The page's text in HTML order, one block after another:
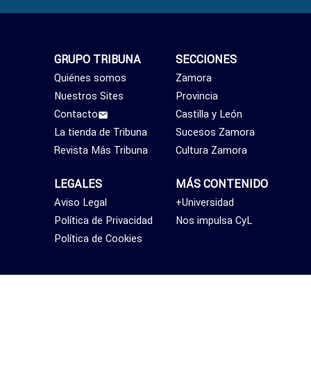
SECCIONES
Zamora
Provincia
Castilla y León
Sucesos Zamora
Cultura Zamora
MÁS CONTENIDO
+Universidad
Nos impulsa CyL
GRUPO TRIBUNA
Quiénes somos
Nuestros Sites
Contacto
La tienda de Tribuna
Revista Más Tribuna
LEGALES
Aviso Legal
Política de Privacidad
Política de Cookies